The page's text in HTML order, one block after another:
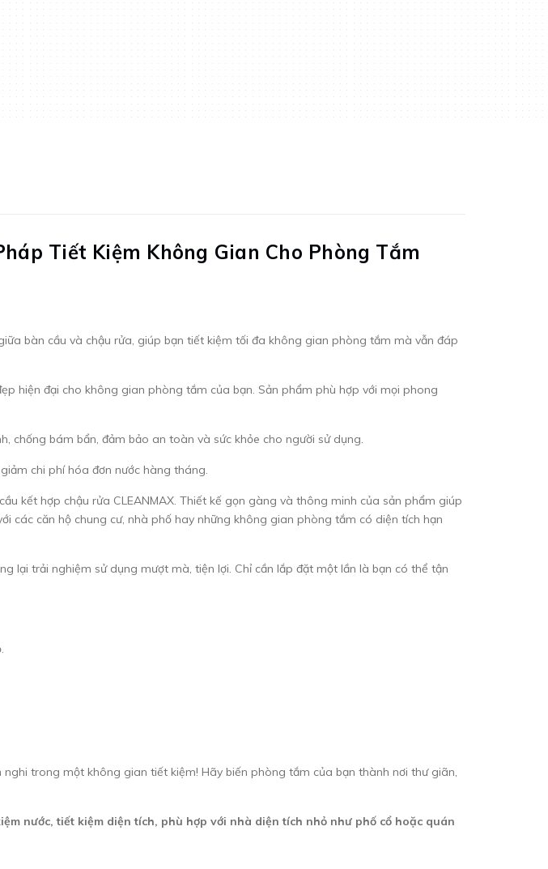
Tiết Kiệm Không Gian Cho Phòng Tắm
bàn cầu và chậu rửa, giúp bạn tiết kiệm tối đa không gian phòng tắm mà vẫn đáp
hiện đại cho không gian phòng tắm của bạn. Sản phẩm phù hợp với mọi phong
chống bám bẩn, đảm bảo an toàn và sức khỏe cho người sử dụng.
chi phí hóa đơn nước hàng tháng.
kết hợp chậu rửa CLEANMAX. Thiết kế gọn gàng và thông minh của sản phẩm giúp
các căn hộ chung cư, nhà phố hay những không gian phòng tắm có diện tích hạn
lại trải nghiệm sử dụng mượt mà, tiện lợi. Chỉ cần lắp đặt một lần là bạn có thể tận
trong một không gian tiết kiệm! Hãy biến phòng tắm của bạn thành nơi thư giãn,
nước, tiết kiệm diện tích, phù hợp với nhà diện tích nhỏ như phố cổ hoặc quán